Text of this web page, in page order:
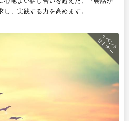
し、実践する力を高めます。
イベント
セミナー